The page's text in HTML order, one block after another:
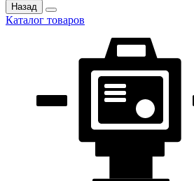
Назад
Каталог товаров